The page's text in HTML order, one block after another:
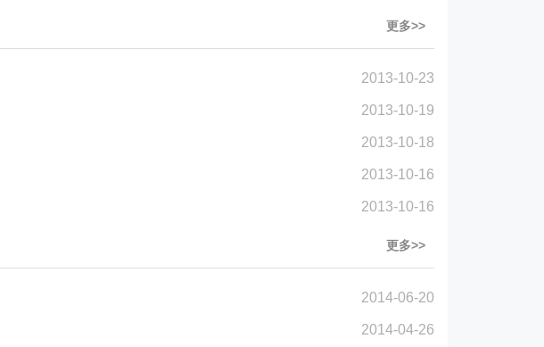
更多>>
2013-10-23
2013-10-19
2013-10-18
2013-10-16
2013-10-16
更多>>
2014-06-20
2014-04-26